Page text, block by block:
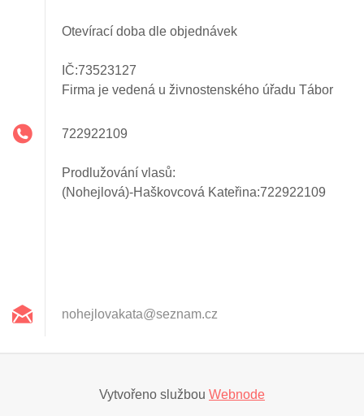
Otevírací doba dle objednávek
IČ:73523127
Firma je vedená u živnostenského úřadu Tábor
722922109
Prodlužování vlasů:
(Nohejlová)-Haškovcová Kateřina:722922109
nohejlovakata@seznam.cz
Vytvořeno službou Webnode